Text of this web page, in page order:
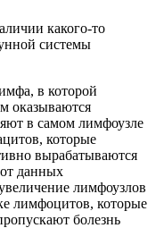
какого-то
системы
в которой
оказываются
в самом лимфоузле
которые
вырабатываются
данных
лимфоузлов
лимфоцитов, которые
болезнь